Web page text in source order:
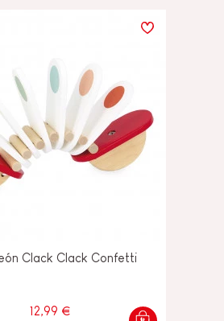
Clack Clack Confetti
12,99 €